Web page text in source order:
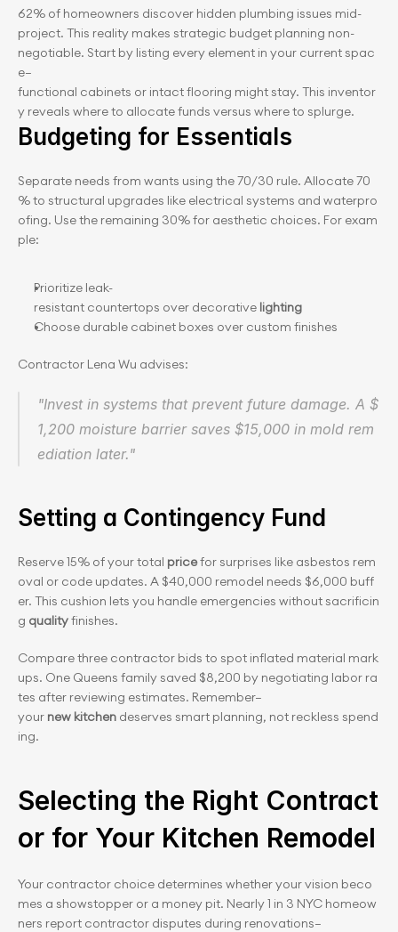
62% of homeowners discover hidden plumbing issues mid-
project. This reality makes strategic budget planning non-
negotiable. Start by listing every element in your current spac
e—
functional cabinets or intact flooring might stay. This inventor
y reveals where to allocate funds versus where to splurge.
Budgeting for Essentials
Separate needs from wants using the 70/30 rule. Allocate 70
% to structural upgrades like electrical systems and waterpro
ofing. Use the remaining 30% for aesthetic choices. For exam
ple:
Prioritize leak-
resistant countertops over decorative lighting
Choose durable cabinet boxes over custom finishes
Contractor Lena Wu advises:
"Invest in systems that prevent future damage. A $
1,200 moisture barrier saves $15,000 in mold rem
ediation later."
Setting a Contingency Fund
Reserve 15% of your total price for surprises like asbestos rem
oval or code updates. A $40,000 remodel needs $6,000 buff
er. This cushion lets you handle emergencies without sacrificin
g quality finishes.
Compare three contractor bids to spot inflated material mark
ups. One Queens family saved $8,200 by negotiating labor ra
tes after reviewing estimates. Remember—
your new kitchen deserves smart planning, not reckless spend
ing.
Selecting the Right Contract
or for Your Kitchen Remodel
Your contractor choice determines whether your vision beco
mes a showstopper or a money pit. Nearly 1 in 3 NYC homeow
ners report contractor disputes during renovations—